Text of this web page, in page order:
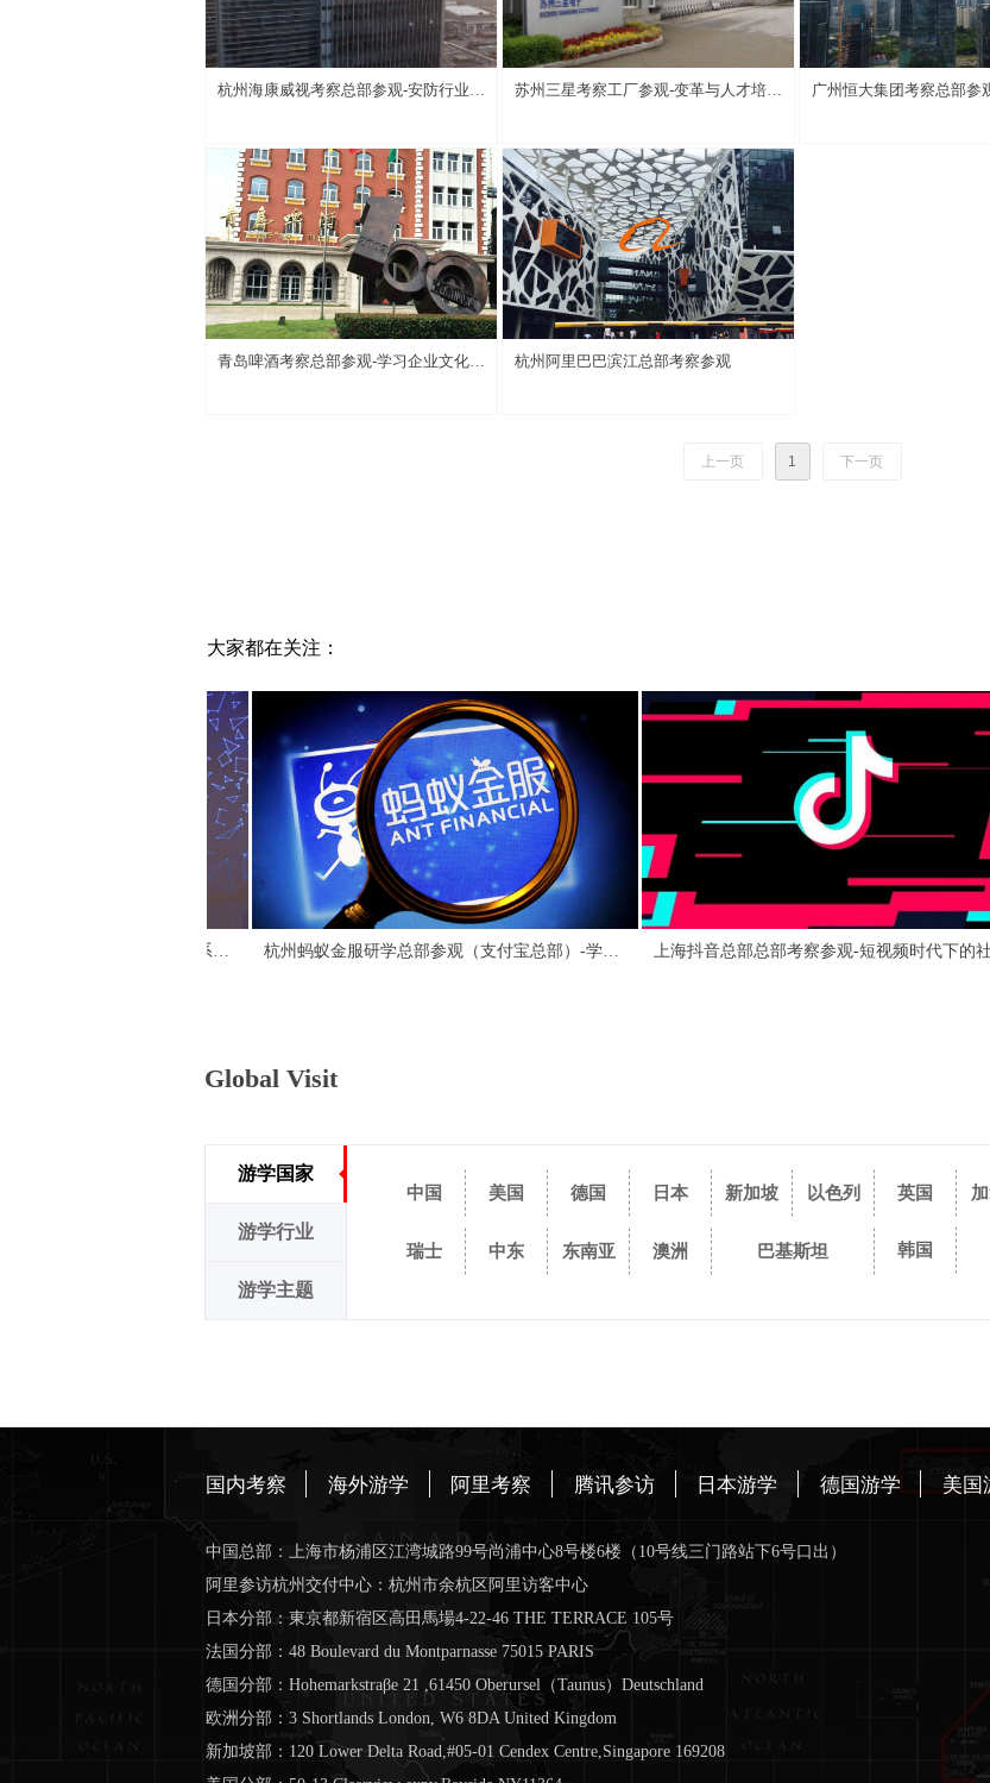
杭州海康威视考察总部参观-安防行业技
苏州三星考察工厂参观-变革与人才培养
广州恒大集团考察总部参
青岛啤酒考察总部参观-学习企业文化与
杭州阿里巴巴滨江总部考察参观
上一页 1 下一页
大家都在关注：
杭州蚂蚁金服研学总部参观（支付宝总部）-学习多元化业务打造互联网金融生态圈帝国 上海抖音总部总部考察参观-短视频时代下的社交营销
Global Visit
中国总部：上海市杨浦区江湾城路99号尚浦中心8号楼6楼（10号线三门路站下6号口出）
阿里参访杭州交付中心：杭州市余杭区阿里访客中心
日本分部：東京都新宿区高田馬場4-22-46 THE TERRACE 105号
法国分部：48 Boulevard du Montparnasse 75015 PARIS
德国分部：Hohemarkstraβe 21 ,61450 Oberursel（Taunus）Deutschland
欧洲分部：3 Shortlands London, W6 8DA United Kingdom
新加坡部：120 Lower Delta Road,#05-01 Cendex Centre,Singapore 169208
国内考察 海外游学 阿里考察 腾讯参访 日本游学 德国游学 美国
游学国家
游学行业
游学主题
中国 以色列
美国
瑞士
德国 新加坡
日本 英国
中东 东南亚 澳洲 巴基斯坦 韩国